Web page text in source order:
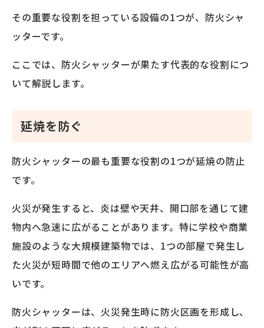
その重要な役割を担っている設備の1つが、防火シャ
ッターです。
ここでは、防火シャッターが果たす代表的な役割につ
いて解説します。
延焼を防ぐ
防火シャッターの最も重要な役割の1つが延焼の防止
です。
火災が発生すると、炎は壁や天井、開口部を通じて建
物内へ急速に広がることがあります。特に学校や商業
施設のような大規模建築物では、1つの部屋で発生し
た火災が短時間で他のエリアへ燃え広がる可能性が高
いです。
防火シャッターは、火災発生時に防火区画を形成し、